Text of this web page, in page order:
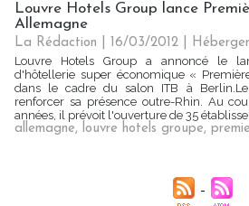
Louvre Hotels Group lance
Allemagne
La Rédaction | 16/03/2012
Louvre Hotels Group a annoncé le
d'hôtellerie super économique «
dans le cadre du salon ITB à
renforcer sa présence outre-Rhin. Au
années, il prévoit l'ouverture de 35
allemagne, louvre hotels groupe,